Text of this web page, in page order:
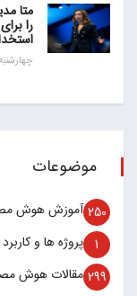
را
چهارشنبه, 30 آبان 1403, ساعت
موضوعات
آموزش هوش 250
پروژه ها و کاربرد AI 1
مقالات هوش 299